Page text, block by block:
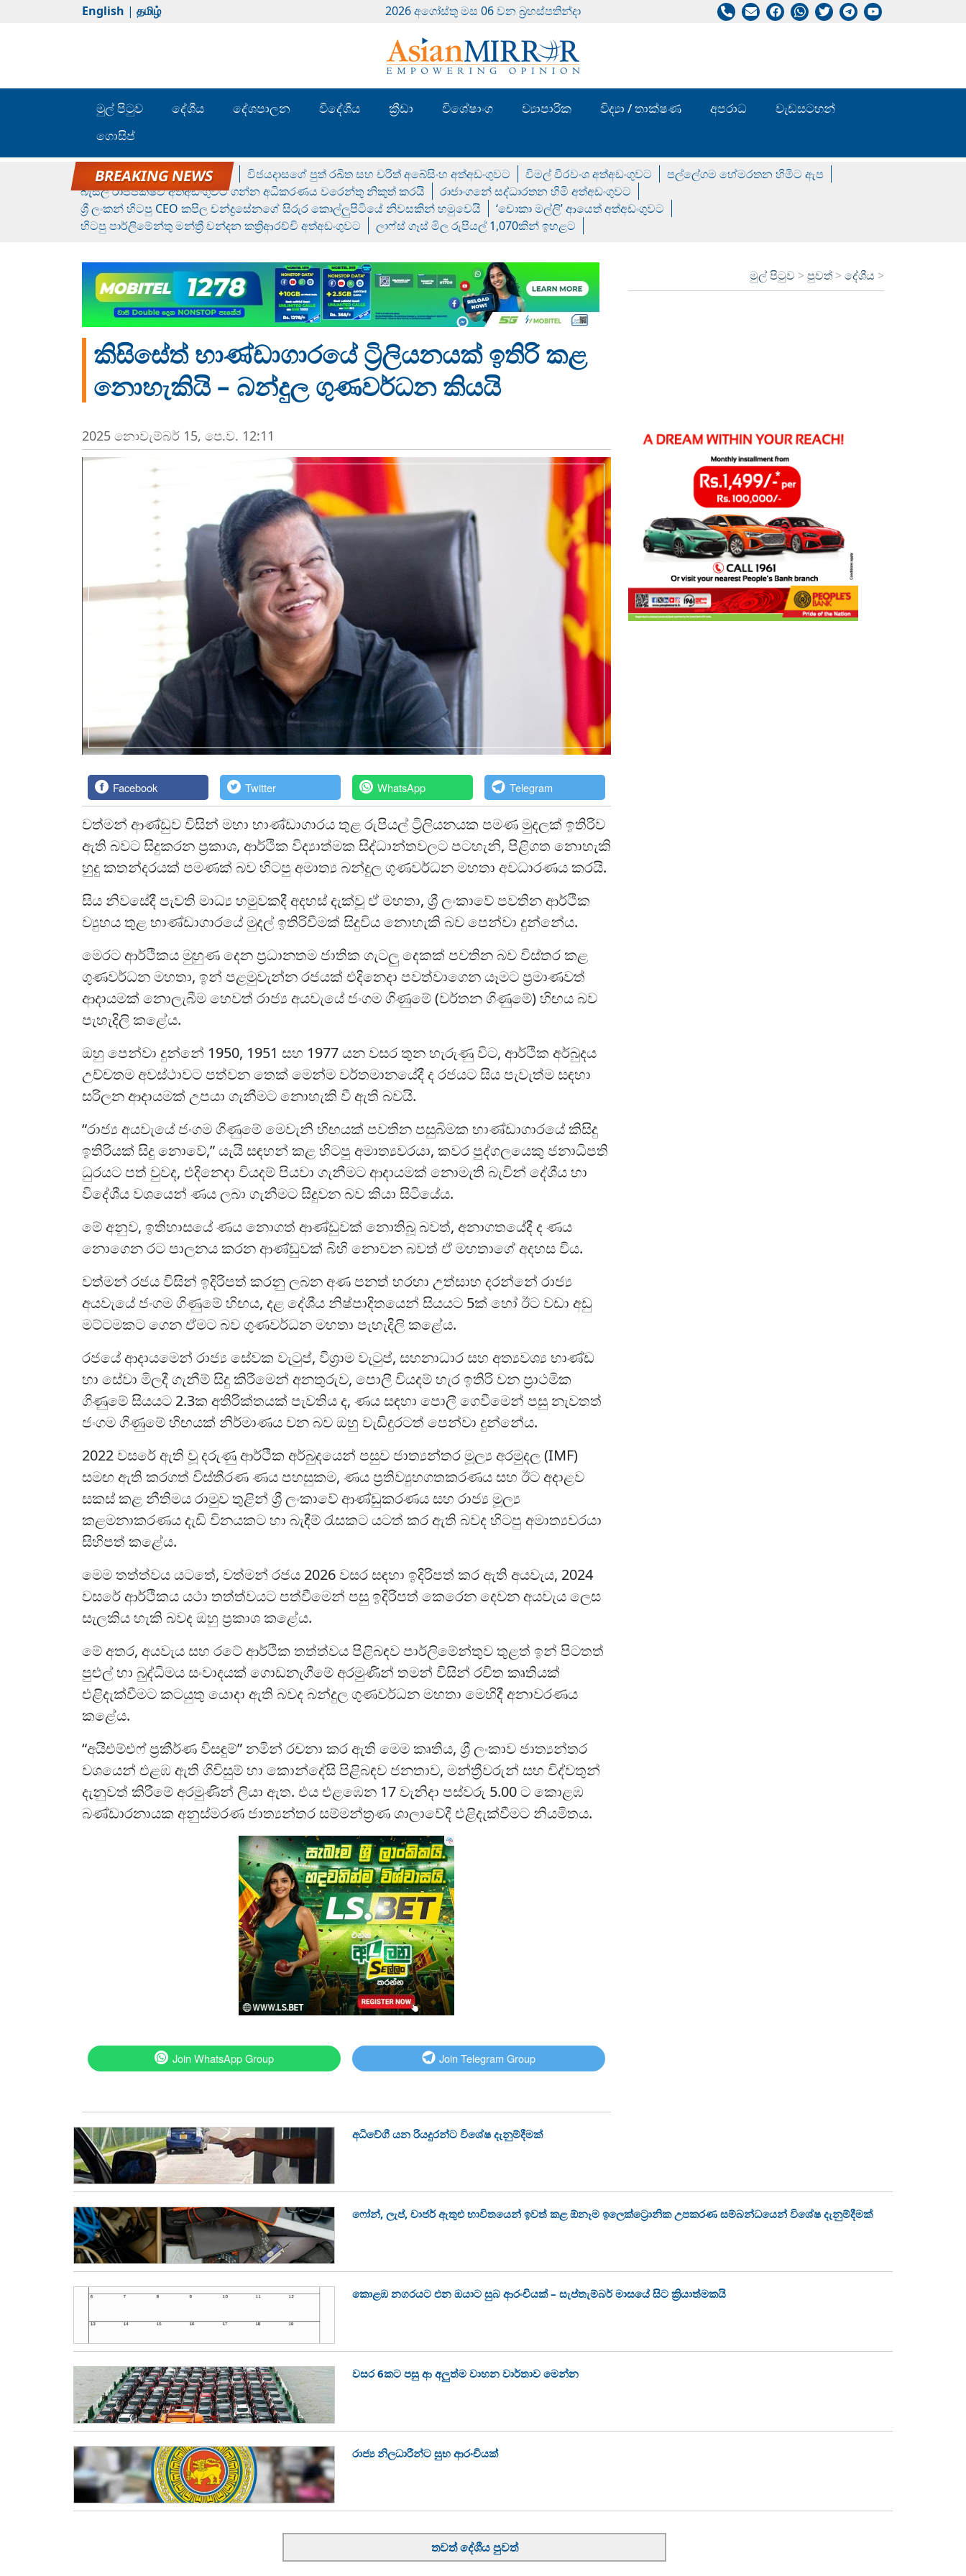
English | தமிழ் 2026 අගෝස්‍තු මස 06 වන බ්‍රහස්පතින්දා
මුල් පිටුව දේශීය දේශපාලන විදේශීය ක්‍රීඩා විශේෂාංග ව්‍යාපාරික විද්‍යා / තාක්ෂණ අපරාධ
වැඩසටහන්
ගොසිප්
රන් ගෙනා රුමේෂ්ගේ හෙල්ලය විජයදාසගේ පුත් රඛිත සහ චරිත් අබේසිංහ අත්අඩංගුවට විමල් වීරවංශ අත්අඩංගුවට
පල්ලේගම හේමරතන හිමිට ඇප
බැසිල් රාජපක්ෂව අත්අඩංගුවට ගන්න අධිකරණය වරෙන්තු නිකුත් කරයි
රාජාංගනේ සද්ධාරතන හිමි අත්අඩංගුවට
ශ්‍රී ලංකන් හිටපු CEO කපිල චන්ද්‍රසේනගේ සිරුර කොල්ලුපිටියේ නිවසකින් හමුවෙයි
‘චොකා මල්ලි’ ආයෙත් අත්අඩංගුවට
හිටපු පාර්ලිමේන්තු මන්ත්‍රී චන්දන කත්‍රිආරච්චි අත්අඩංගුවට
ලාෆ්ස් ගෑස් මිල රුපියල් 1,070කින් ඉහළට
කිසිසේත් භාණ්ඩාගාරයේ ට්‍රිලියනයක් ඉතිරි කළ
නොහැකියි – බන්දුල ගුණවර්ධන කියයි
මුල් පිටුව >පුවත් >දේශීය >
2025 නොවැම්‍බර් 15, පෙ.ව. 12:11
Facebook Twitter WhatsApp Telegram
වත්මන් ආණ්ඩුව විසින් මහා භාණ්ඩාගාරය තුළ රුපියල් ට්‍රිලියනයක පමණ මුදලක් ඉතිරිව
ඇති බවට සිදුකරන ප්‍රකාශ, ආර්ථික විද්‍යාත්මක සිද්ධාන්තවලට පටහැනි, පිළිගත නොහැකි
හුදු කතන්දරයක් පමණක් බව හිටපු අමාත්‍ය බන්දුල ගුණවර්ධන මහතා අවධාරණය කරයි.
සිය නිවසේදී පැවති මාධ්‍ය හමුවකදී අදහස් දැක්වූ ඒ මහතා, ශ්‍රී ලංකාවේ පවතින ආර්ථික
ව්‍යුහය තුළ භාණ්ඩාගාරයේ මුදල් ඉතිරිවීමක් සිදුවිය නොහැකි බව පෙන්වා දුන්නේය.
මෙරට ආර්ථිකය මුහුණ දෙන ප්‍රධානතම ජාතික ගැටලු දෙකක් පවතින බව විස්තර කළ
ගුණවර්ධන මහතා, ඉන් පළමුවැන්න රජයක් එදිනෙදා පවත්වාගෙන යෑමට ප්‍රමාණවත්
ආදායමක් නොලැබීම හෙවත් රාජ්‍ය අයවැයේ ජංගම ගිණුමේ (වර්තන ගිණුමේ) හිඟය බව
පැහැදිලි කළේය.
ඔහු පෙන්වා දුන්නේ 1950, 1951 සහ 1977 යන වසර තුන හැරුණු විට, ආර්ථික අර්බුදය
උච්චතම අවස්ථාවට පත්වන තෙක් මෙන්ම වර්තමානයේදී ද රජයට සිය පැවැත්ම සඳහා
සරිලන ආදායමක් උපයා ගැනීමට නොහැකි වී ඇති බවයි.
“රාජ්‍ය අයවැයේ ජංගම ගිණුමේ මෙවැනි හිඟයක් පවතින පසුබිමක භාණ්ඩාගාරයේ කිසිදු
ඉතිරියක් සිදු නොවේ,” යැයි සඳහන් කළ හිටපු අමාත්‍යවරයා, කවර පුද්ගලයෙකු ජනාධිපති
ධුරයට පත් වුවද, එදිනෙදා වියදම් පියවා ගැනීමට ආදායමක් නොමැති බැවින් දේශීය හා
විදේශීය වශයෙන් ණය ලබා ගැනීමට සිදුවන බව කියා සිටියේය.
මේ අනුව, ඉතිහාසයේ ණය නොගත් ආණ්ඩුවක් නොතිබූ බවත්, අනාගතයේදී ද ණය
නොගෙන රට පාලනය කරන ආණ්ඩුවක් බිහි නොවන බවත් ඒ මහතාගේ අදහස විය.
වත්මන් රජය විසින් ඉදිරිපත් කරනු ලබන අණ පනත් හරහා උත්සාහ දරන්නේ රාජ්‍ය
අයවැයේ ජංගම ගිණුමේ හිඟය, දළ දේශීය නිෂ්පාදිතයෙන් සියයට 5ක් හෝ ඊට වඩා අඩු
මට්ටමකට ගෙන ඒමට බව ගුණවර්ධන මහතා පැහැදිලි කළේය.
රජයේ ආදායමෙන් රාජ්‍ය සේවක වැටුප්, විශ්‍රාම වැටුප්, සහනාධාර සහ අත්‍යවශ්‍ය භාණ්ඩ
හා සේවා මිලදී ගැනීම් සිදු කිරීමෙන් අනතුරුව, පොලී වියදම් හැර ඉතිරි වන ප්‍රාථමික
ගිණුමේ සියයට 2.3ක අතිරික්තයක් පැවතිය ද, ණය සඳහා පොලී ගෙවීමෙන් පසු නැවතත්
ජංගම ගිණුමේ හිඟයක් නිර්මාණය වන බව ඔහු වැඩිදුරටත් පෙන්වා දුන්නේය.
2022 වසරේ ඇති වූ දරුණු ආර්ථික අර්බුදයෙන් පසුව ජාත්‍යන්තර මූල්‍ය අරමුදල (IMF)
සමඟ ඇති කරගත් විස්තීරණ ණය පහසුකම, ණය ප්‍රතිව්‍යුහගතකරණය සහ ඊට අදාළව
සකස් කළ නීතිමය රාමුව තුළින් ශ්‍රී ලංකාවේ ආණ්ඩුකරණය සහ රාජ්‍ය මූල්‍ය
කළමනාකරණය දැඩි විනයකට හා බැඳීම් රැසකට යටත් කර ඇති බවද හිටපු අමාත්‍යවරයා
සිහිපත් කළේය.
මෙම තත්ත්වය යටතේ, වත්මන් රජය 2026 වසර සඳහා ඉදිරිපත් කර ඇති අයවැය, 2024
වසරේ ආර්ථිකය යථා තත්ත්වයට පත්වීමෙන් පසු ඉදිරිපත් කෙරෙන දෙවන අයවැය ලෙස
සැලකිය හැකි බවද ඔහු ප්‍රකාශ කළේය.
මේ අතර, අයවැය සහ රටේ ආර්ථික තත්ත්වය පිළිබඳව පාර්ලිමේන්තුව තුළත් ඉන් පිටතත්
පුළුල් හා බුද්ධිමය සංවාදයක් ගොඩනැගීමේ අරමුණින් තමන් විසින් රචිත කෘතියක්
එළිදැක්වීමට කටයුතු යොදා ඇති බවද බන්දුල ගුණවර්ධන මහතා මෙහිදී අනාවරණය
කළේය.
“අයිඑම්එෆ් ප්‍රකීර්ණ විසඳුම්” නමින් රචනා කර ඇති මෙම කෘතිය, ශ්‍රී ලංකාව ජාත්‍යන්තර
වශයෙන් එළඹ ඇති ගිවිසුම් හා කොන්දේසි පිළිබඳව ජනතාව, මන්ත්‍රීවරුන් සහ විද්වතුන්
දැනුවත් කිරීමේ අරමුණින් ලියා ඇත. එය එළඹෙන 17 වැනිදා පස්වරු 5.00 ට කොළඹ
බණ්ඩාරනායක අනුස්මරණ ජාත්‍යන්තර සම්මන්ත්‍රණ ශාලාවේදී එළිදැක්වීමට නියමිතය.
Join WhatsApp Group Join Telegram Group
අධිවේගී යන රියදුරන්ට විශේෂ දැනුම්දීමක්
ෆෝන්, ලැප්, චාජර් ඇතුළු භාවිතයෙන් ඉවත් කළ ඕනෑම ඉලෙක්ට්‍රොනික උපකරණ සම්බන්ධයෙන් විශේෂ දැනුම්දීමක්
කොළඹ නගරයට එන ඔයාට සුබ ආරංචියක් – සැප්තැම්බර් මාසයේ සිට ක්‍රියාත්මකයි
වසර 6කට පසු ආ අලුත්ම වාහන වාර්තාව මෙන්න
රාජ්‍ය නිලධාරීන්ට සුභ ආරංචියක්
තවත් දේශීය පුවත්